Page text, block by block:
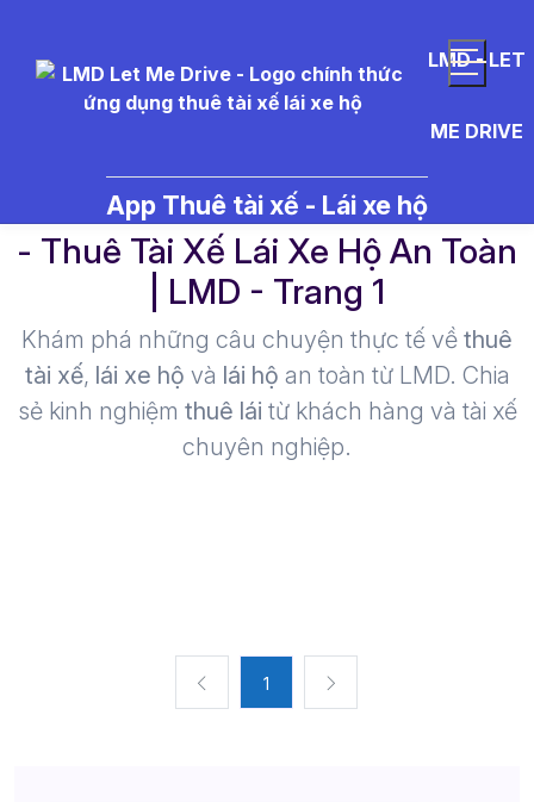
LMD - LET
ME DRIVE
App Thuê tài xế - Lái xe hộ
- Thuê Tài Xế Lái Xe Hộ An Toàn
| LMD - Trang 1​
Khám phá những câu chuyện thực tế về thuê
tài xế, lái xe hộ và lái hộ an toàn từ LMD. Chia
sẻ kinh nghiệm thuê lái từ khách hàng và tài xế
chuyên nghiệp.
1